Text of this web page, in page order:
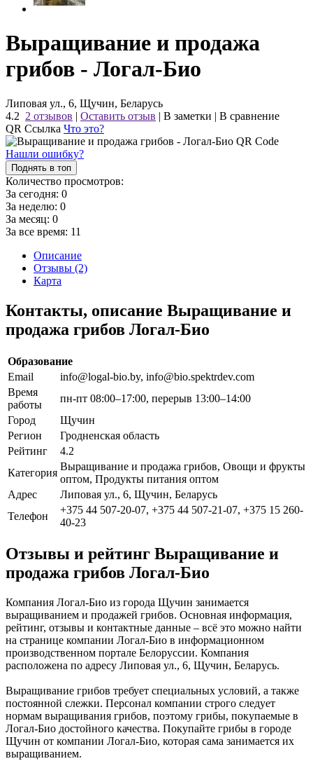
Выращивание и продажа
грибов - Логал-Био
Липовая ул., 6, Щучин, Беларусь
4.2 2 отзывов | Оставить отзыв | В заметки | В сравнение
QR Ссылка Что это?
Нашли ошибку?
Поднять в топ
Количество просмотров:
За сегодня: 0
За неделю: 0
За месяц: 0
За все время: 11
Описание
Отзывы (2)
Карта
Контакты, описание Выращивание и
продажа грибов Логал-Био
Образование
Email
info@logal-bio.by, info@bio.spektrdev.com
Время
работы
пн-пт 08:00–17:00, перерыв 13:00–14:00
Город
Щучин
Регион
Гродненская область
Рейтинг
4.2
Категория
Выращивание и продажа грибов, Овощи и фрукты
оптом, Продукты питания оптом
Адрес
Липовая ул., 6, Щучин, Беларусь
Телефон
+375 44 507-20-07, +375 44 507-21-07, +375 15 260-
40-23
Отзывы и рейтинг Выращивание и
продажа грибов Логал-Био
Компания Логал-Био из города Щучин занимается
выращиванием и продажей грибов. Основная информация,
рейтинг, отзывы и контактные данные – всё это можно найти
на странице компании Логал-Био в информационном
производственном портале Белоруссии. Компания
расположена по адресу Липовая ул., 6, Щучин, Беларусь.
Выращивание грибов требует специальных условий, а также
постоянной слежки. Персонал компании строго следует
нормам выращивания грибов, поэтому грибы, покупаемые в
Логал-Био достойного качества. Покупайте грибы в городе
Щучин от компании Логал-Био, которая сама занимается их
выращиванием.